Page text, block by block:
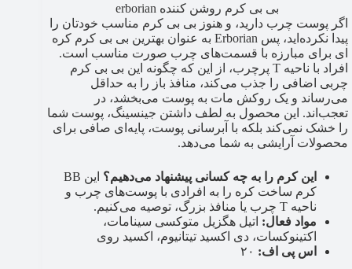
بی بی کرم روشن کننده erborian
اگر پوست چرب دارید، و هنوز بی بی کرم مناسب خودتان را
پیدا نکرده‌اید، پس Erborian به عنوان بهترین بی بی کرم کره
ای برای مبارزه با قسمت‌های چرب صورت مناسب است.
افراد با ناحیه T پرچرب، از این که چگونه این بی بی کرم
چربی اضافی را جذب می‌کند، منافذ باز را به حداقل
می‌رساند و یک روکش مات به پوست می‌بخشد، در
تعجب‌اند. این محصول به لطف داشتن جینسینگ، پوست شما
را خشک نمی‌کند بلکه با آبرسانی پوست، پایه‌ای صافی برای
محصولات آرایشی به شما می‌دهد.
این کرم را به چه کسانی پیشنهاد می‌دهیم؟
این BB
کرم ساخت کره را به افرادی با پوست‌های چرب و
ناحیه T چرب یا منافذ بزرگ، توصیه می‌کنیم.
مواد فعال: اتیل هگزیل متوکسی سینامات،
اکتینوکسات، دی اکسید تیتانیوم، اکسید روی
اس پی اف: